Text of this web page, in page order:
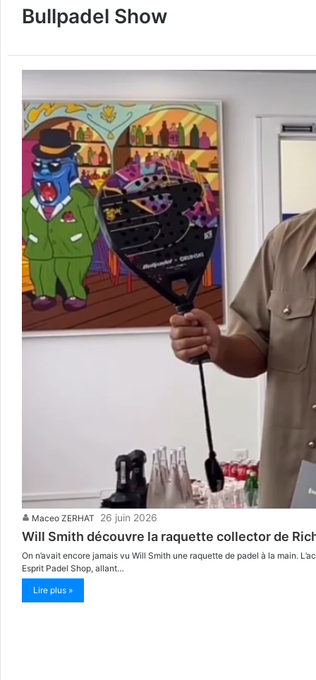
Bullpadel Show
Maceo ZERHAT 26 juin 2026
Will Smith découvre la raquette collector de
On n’avait encore jamais vu Will Smith une raquette de padel à la main.
Esprit Padel Shop, allant…
Lire plus »